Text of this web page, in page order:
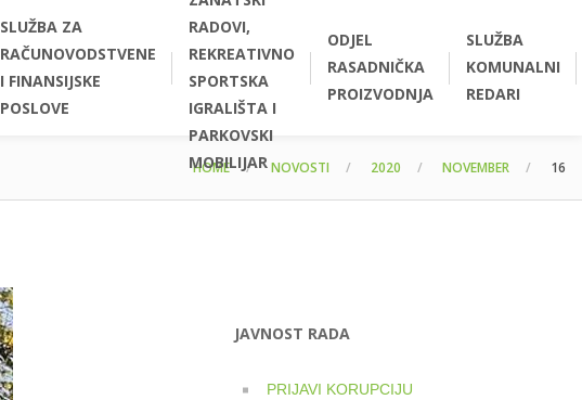
SLUŽBA ZA
RAČUNOVODSTVENE
I FINANSIJSKE
POSLOVE
RADOVI,
REKREATIVNO
SPORTSKA
IGRALIŠTA I
PARKOVSKI
MOBILIJAR
ODJEL
RASADNIČKA
PROIZVODNJA
SLUŽBA
KOMUNALNI
REDARI
HOME NOVOSTI 2020 NOVEMBER 16
JAVNOST RADA
PRIJAVI KORUPCIJU